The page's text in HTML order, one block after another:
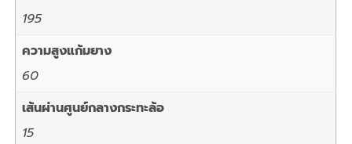
195
ความสูงแก้มยาง
60
เส้นผ่านศูนย์กลางกระทะล้อ
15